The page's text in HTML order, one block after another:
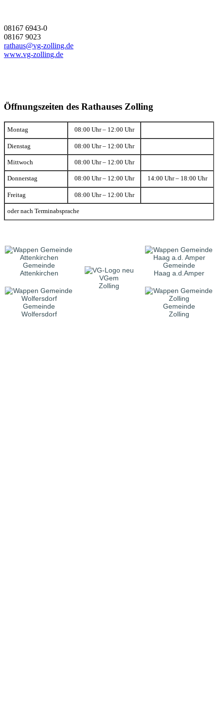
08167 6943-0
08167 9023
rathaus@vg-zolling.de
www.vg-zolling.de
Öffnungszeiten des Rathauses Zolling
Montag 08:00 Uhr – 12:00 Uhr
Dienstag 08:00 Uhr – 12:00 Uhr
Mittwoch 08:00 Uhr – 12:00 Uhr
Donnerstag 08:00 Uhr – 12:00 Uhr 14:00 Uhr – 18:00 Uhr
Freitag 08:00 Uhr – 12:00 Uhr
oder nach Terminabsprache
Gemeinde
Attenkirchen
VGem
Zolling
Gemeinde
Haag a.d.Amper
Gemeinde
Wolfersdorf
Gemeinde
Zolling